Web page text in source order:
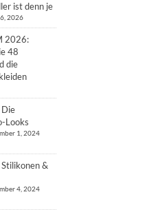
ist denn je
2026
2026:
48
die
Looks
1, 2024
&
4, 2024